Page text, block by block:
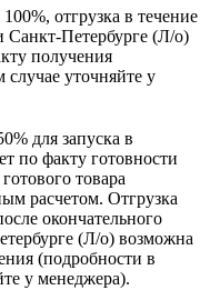
отгрузка в течение
Петербурге (Л/о)
получения
уточняйте у
для запуска в
по факту готовности
товара
расчетом. Отгрузка
окончательного
(Л/о) возможна
(подробности в
у менеджера).